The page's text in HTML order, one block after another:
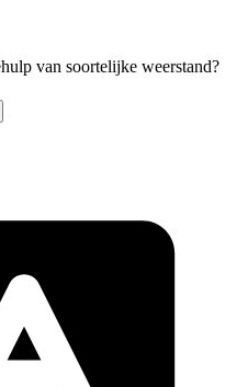
van soortelijke weerstand?